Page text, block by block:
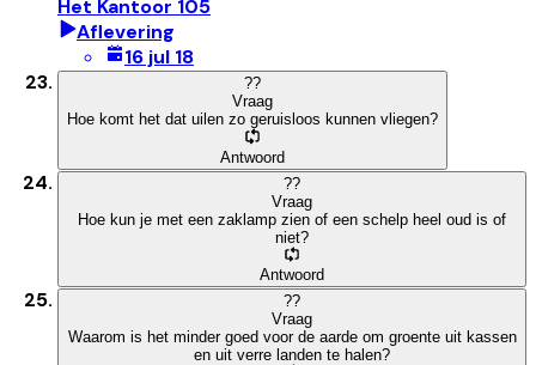
Het Kantoor 105
Aflevering
16 jul 18
??
Vraag
Hoe komt het dat uilen zo geruisloos kunnen vliegen?
Antwoord
??
Vraag
Hoe kun je met een zaklamp zien of een schelp heel oud is of
niet?
Antwoord
??
Vraag
Waarom is het minder goed voor de aarde om groente uit kassen
en uit verre landen te halen?